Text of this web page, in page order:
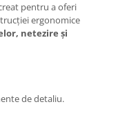
pentru a oferi
ergonomice
netezire și
de detaliu.